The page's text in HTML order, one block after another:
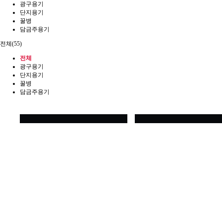
광구용기
단지용기
꿀병
담금주용기
전체(55)
전체
광구용기
단지용기
꿀병
담금주용기